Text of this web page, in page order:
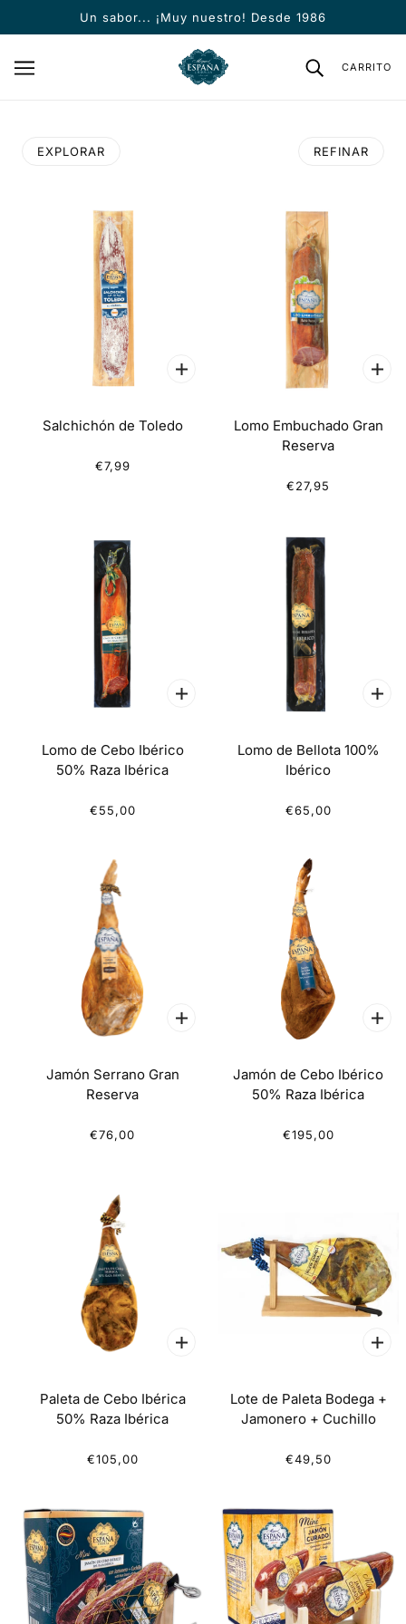
Un sabor... ¡Muy nuestro! Desde 1986
CARRITO
EXPLORAR REFINAR
Salchichón de Toledo
€7,99
Lomo Embuchado Gran
Reserva
€27,95
Lomo de Cebo Ibérico
50% Raza Ibérica
€55,00
Lomo de Bellota 100%
Ibérico
€65,00
Jamón Serrano Gran
Reserva
€76,00
Jamón de Cebo Ibérico
50% Raza Ibérica
€195,00
Paleta de Cebo Ibérica
50% Raza Ibérica
€105,00
Lote de Paleta Bodega +
Jamonero + Cuchillo
€49,50